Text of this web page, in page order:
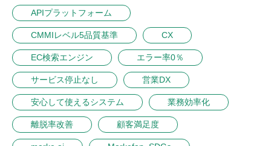
APIプラットフォーム
CMMIレベル5品質基準 CX
EC検索エンジン エラー率0％
サービス停止なし 営業DX
安心して使えるシステム 業務効率化
離脱率改善 顧客満足度